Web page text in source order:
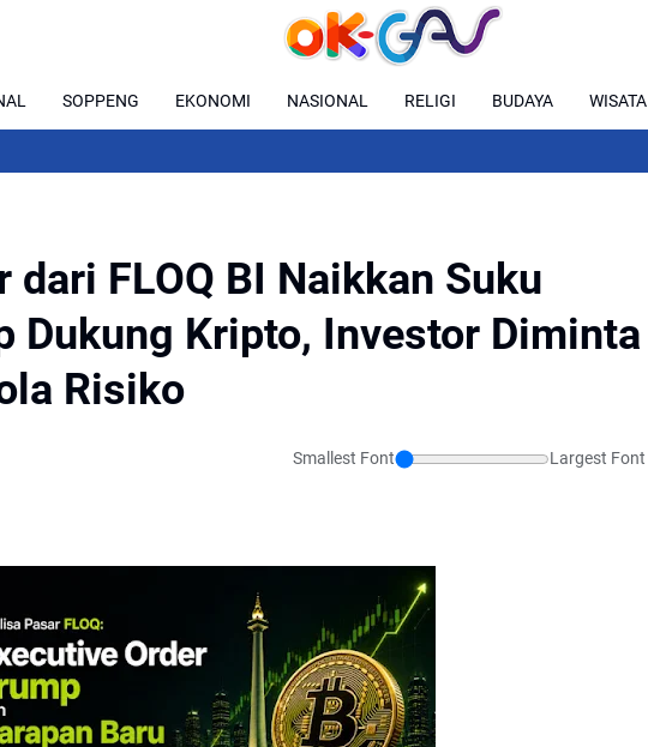
SOPPENG EKONOMI NASIONAL RELIGI BUDAYA WISATA
dari FLOQ BI Naikkan Suku
Dukung Kripto, Investor Diminta
Risiko
Smallest Font Largest Font